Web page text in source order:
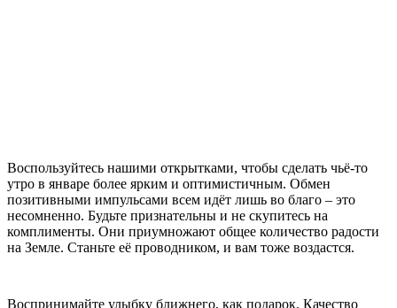
Воспользуйтесь нашими открытками, чтобы сделать чьё-то
утро в январе более ярким и оптимистичным. Обмен
позитивными импульсами всем идёт лишь во благо – это
несомненно. Будьте признательны и не скупитесь на
комплименты. Они приумножают общее количество радости
на Земле. Станьте её проводником, и вам тоже воздастся.
Воспринимайте улыбку ближнего, как подарок. Качество